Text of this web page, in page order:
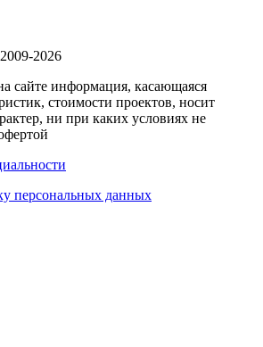
2026
сайте информация, касающаяся
стоимости проектов, носит
ни при каких условиях не
персональных данных